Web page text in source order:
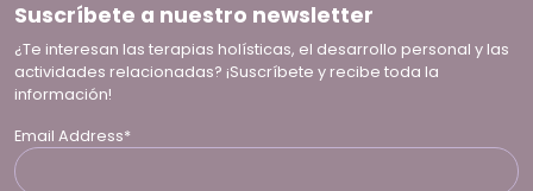
Suscríbete a nuestro newsletter
¿Te interesan las terapias holísticas, el desarrollo personal y las
actividades relacionadas? ¡Suscríbete y recibe toda la
información!
Email Address*